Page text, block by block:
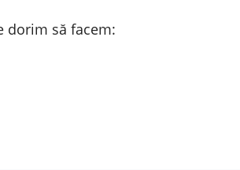
dorim să facem: